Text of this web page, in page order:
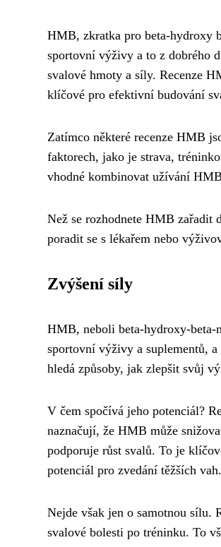
HMB, zkratka pro beta-hydroxy
sportovní výživy a to z dobrého
svalové hmoty a síly. Recenze
klíčové pro efektivní budování
Zatímco některé recenze HMB
faktorech, jako je strava,
vhodné kombinovat užívání
Než se rozhodnete HMB zařadit
poradit se s lékařem nebo
Zvýšení síly
HMB, neboli beta-hydroxy-beta-
sportovní výživy a suplementů,
hledá způsoby, jak zlepšit svůj
V čem spočívá jeho potenciál?
naznačují, že HMB může
podporuje růst svalů. To je
potenciál pro zvedání těžších vah.
Nejde však jen o samotnou sílu.
svalové bolesti po tréninku. To